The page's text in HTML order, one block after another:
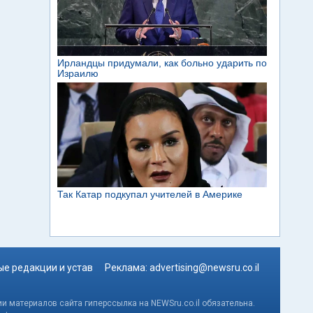
редакции и устав Реклама: advertising@newsru.co.il
сайта гиперссылка на NEWSru.co.il обязательна.